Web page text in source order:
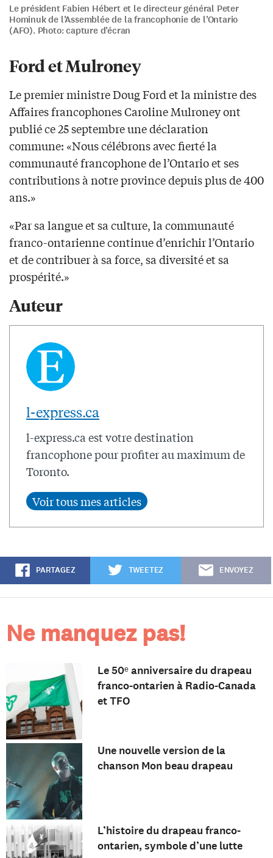
Le président Fabien Hébert et le directeur général Peter
Hominuk de l’Assemblée de la francophonie de l’Ontario
(AFO). Photo: capture d’écran
Ford et Mulroney
Le premier ministre Doug Ford et la ministre des
Affaires francophones Caroline Mulroney ont
publié ce 25 septembre une déclaration
commune: «Nous célébrons avec fierté la
communauté francophone de l’Ontario et ses
contributions à notre province depuis plus de 400
ans.»
«Par sa langue et sa culture, la communauté
franco-ontarienne continue d’enrichir l’Ontario
et de contribuer à sa force, sa diversité et sa
prospérité.»
Auteur
l-express.ca
l-express.ca est votre destination
francophone pour profiter au maximum de
Toronto.
PARTAGEZ TWEETEZ ENVOYEZ
Ne manquez pas!
Le 50ᵉ anniversaire du drapeau
franco-ontarien à Radio-Canada
et TFO
Une nouvelle version de la
chanson Mon beau drapeau
L’histoire du drapeau franco-
ontarien, symbole d’une lutte